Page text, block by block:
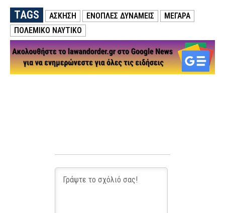
TAGS ΑΣΚΗΣΗ ΕΝΟΠΛΕΣ ΔΥΝΑΜΕΙΣ
ΜΕΓΑΡΑ
ΠΟΛΕΜΙΚΟ ΝΑΥΤΙΚΟ